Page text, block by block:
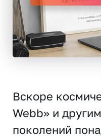
Вскоре
Webb» и
поколений